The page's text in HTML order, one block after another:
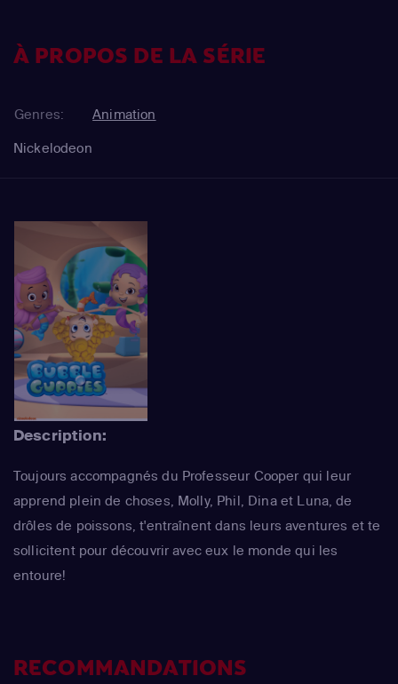
À PROPOS DE LA SÉRIE
Genres:
Animation
Nickelodeon
Description:
Toujours accompagnés du Professeur Cooper qui leur
apprend plein de choses, Molly, Phil, Dina et Luna, de
drôles de poissons, t'entraînent dans leurs aventures et te
sollicitent pour découvrir avec eux le monde qui les
entoure!
RECOMMANDATIONS